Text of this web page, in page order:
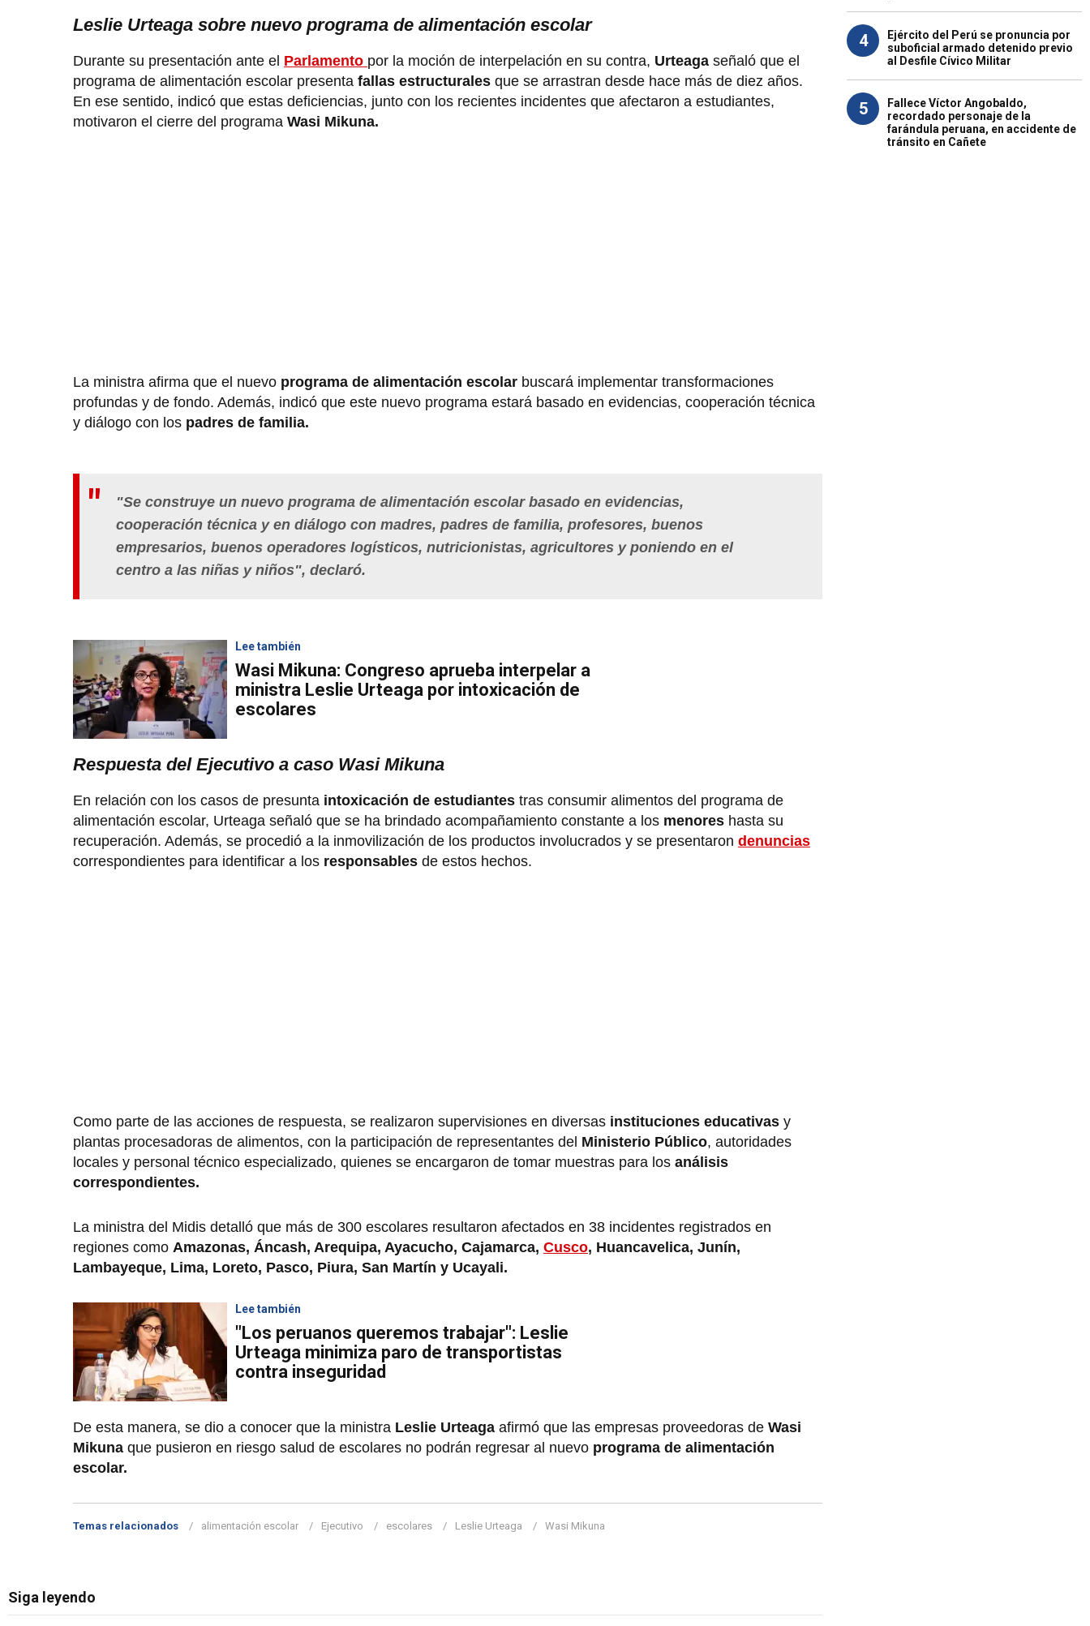
Leslie Urteaga sobre nuevo programa de alimentación escolar
Durante su presentación ante el Parlamento por la moción de interpelación en su contra, Urteaga señaló que el
programa de alimentación escolar presenta fallas estructurales que se arrastran desde hace más de diez años.
En ese sentido, indicó que estas deficiencias, junto con los recientes incidentes que afectaron a estudiantes,
motivaron el cierre del programa Wasi Mikuna.
La ministra afirma que el nuevo programa de alimentación escolar buscará implementar transformaciones
profundas y de fondo. Además, indicó que este nuevo programa estará basado en evidencias, cooperación técnica
y diálogo con los padres de familia.
"Se construye un nuevo programa de alimentación escolar basado en evidencias,
cooperación técnica y en diálogo con madres, padres de familia, profesores, buenos
empresarios, buenos operadores logísticos, nutricionistas, agricultores y poniendo en el
centro a las niñas y niños", declaró.
Lee también
Wasi Mikuna: Congreso aprueba interpelar a
ministra Leslie Urteaga por intoxicación de
escolares
Respuesta del Ejecutivo a caso Wasi Mikuna
En relación con los casos de presunta intoxicación de estudiantes tras consumir alimentos del programa de
alimentación escolar, Urteaga señaló que se ha brindado acompañamiento constante a los menores hasta su
recuperación. Además, se procedió a la inmovilización de los productos involucrados y se presentaron denuncias
correspondientes para identificar a los responsables de estos hechos.
Como parte de las acciones de respuesta, se realizaron supervisiones en diversas instituciones educativas y
plantas procesadoras de alimentos, con la participación de representantes del Ministerio Público, autoridades
locales y personal técnico especializado, quienes se encargaron de tomar muestras para los análisis
correspondientes.
La ministra del Midis detalló que más de 300 escolares resultaron afectados en 38 incidentes registrados en
regiones como Amazonas, Áncash, Arequipa, Ayacucho, Cajamarca, Cusco, Huancavelica, Junín,
Lambayeque, Lima, Loreto, Pasco, Piura, San Martín y Ucayali.
Lee también
"Los peruanos queremos trabajar": Leslie
Urteaga minimiza paro de transportistas
contra inseguridad
De esta manera, se dio a conocer que la ministra Leslie Urteaga afirmó que las empresas proveedoras de Wasi
Mikuna que pusieron en riesgo salud de escolares no podrán regresar al nuevo programa de alimentación
escolar.
Temas relacionados alimentación escolar Ejecutivo escolares Leslie Urteaga Wasi Mikuna
Siga leyendo
4
Ejército del Perú se pronuncia por
suboficial armado detenido previo
al Desfile Cívico Militar
5
Fallece Víctor Angobaldo,
recordado personaje de la
farándula peruana, en accidente de
tránsito en Cañete